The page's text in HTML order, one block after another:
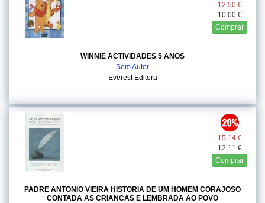
12.50 €
10.00 €
Comprar
WINNIE ACTIVIDADES 5 ANOS
Sem Autor
Everest Editora
15.14 €
12.11 €
Comprar
PADRE ANTONIO VIEIRA HISTORIA DE UM HOMEM CORAJOSO
CONTADA AS CRIANCAS E LEMBRADA AO POVO